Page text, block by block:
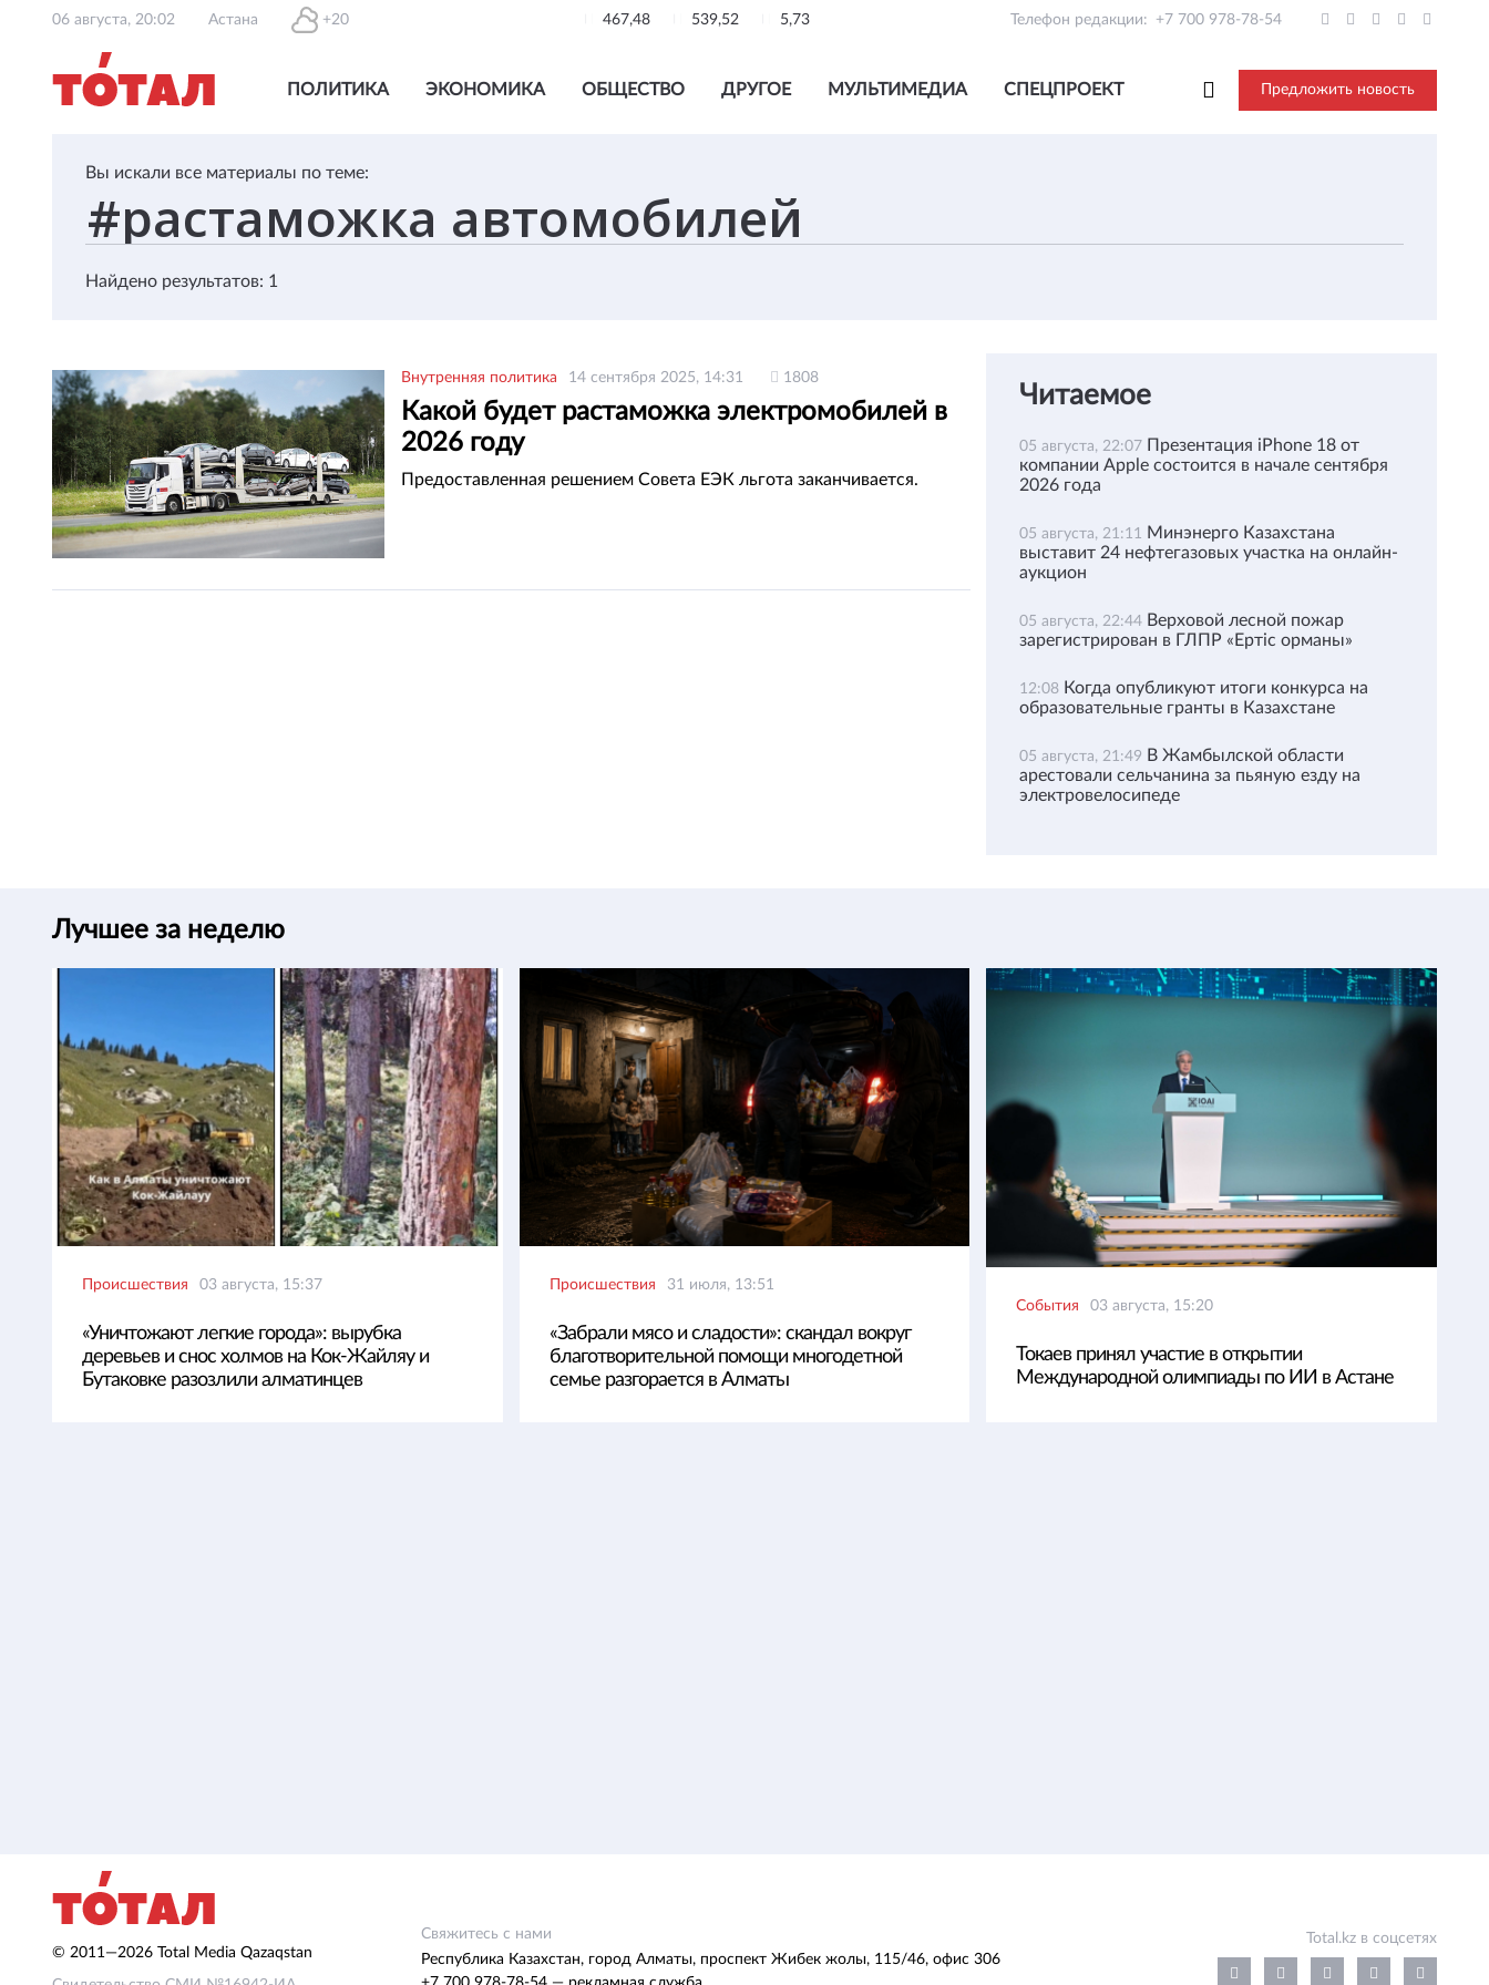
06 августа, 20:02 Астана +20 467,48 539,52 5,73 Телефон редакции: +7 700 978-78-54
ПОЛИТИКА ЭКОНОМИКА ОБЩЕСТВО ДРУГОЕ МУЛЬТИМЕДИА СПЕЦПРОЕКТ Предложить новость
Вы искали все материалы по теме:
Найдено результатов: 1
Внутренняя политика 14 сентября 2025, 14:31 1808
Какой будет растаможка электромобилей в
2026 году
Предоставленная решением Совета ЕЭК льгота заканчивается.
Читаемое
05 августа, 22:07 Презентация iPhone 18 от
компании Apple состоится в начале сентября
2026 года
05 августа, 21:11 Минэнерго Казахстана
выставит 24 нефтегазовых участка на онлайн-
аукцион
05 августа, 22:44 Верховой лесной пожар
зарегистрирован в ГЛПР «Ертіс орманы»
12:08 Когда опубликуют итоги конкурса на
образовательные гранты в Казахстане
05 августа, 21:49 В Жамбылской области
арестовали сельчанина за пьяную езду на
электровелосипеде
Лучшее за неделю
Происшествия 03 августа, 15:37
«Уничтожают легкие города»: вырубка
деревьев и снос холмов на Кок-Жайляу и
Бутаковке разозлили алматинцев
Происшествия 31 июля, 13:51
«Забрали мясо и сладости»: скандал вокруг
благотворительной помощи многодетной
семье разгорается в Алматы
События 03 августа, 15:20
Токаев принял участие в открытии
Международной олимпиады по ИИ в Астане
© 2011—2026 Total Media Qazaqstan
Свяжитесь с нами
Республика Казахстан, город Алматы, проспект Жибек жолы, 115/46, офис 306
Total.kz в соцсетях